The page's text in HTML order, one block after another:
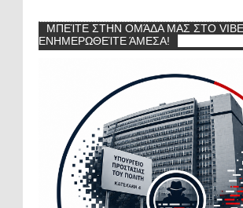
ΜΠΕΊΤΕ ΣΤΗΝ ΟΜΆΔΑ ΜΑΣ ΣΤΟ
ΕΝΗΜΕΡΩΘΕΊΤΕ ΆΜΕΣΑ!